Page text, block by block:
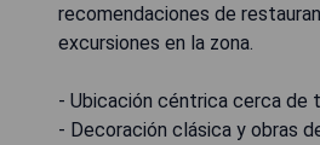
recomendaciones de
excursiones en la zona.
- Ubicación céntrica cerca de
- Decoración clásica y obras